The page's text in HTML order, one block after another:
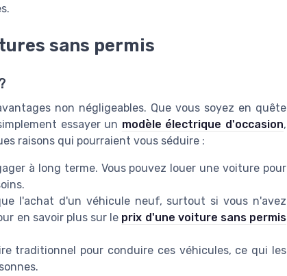
sans permis
non négligeables. Que vous soyez en quête
essayer un modèle électrique d'occasion,
raisons qui pourraient vous séduire :
à long terme. Vous pouvez louer une voiture pour
l'achat d'un véhicule neuf, surtout si vous n'avez
en savoir plus sur le prix d'une voiture sans permis
traditionnel pour conduire ces véhicules, ce qui les